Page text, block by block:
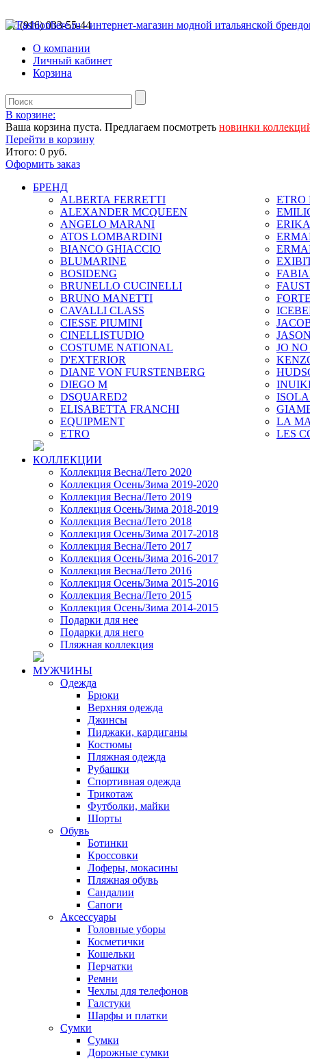
+7 (916) 033-55-44
О компании
Личный кабинет
Корзина
В корзине:
Ваша корзина пуста. Предлагаем посмотреть новинки
Перейти в корзину
Итого: 0 руб.
Оформить заказ
БРЕНД
ALBERTA FERRETTI
ALEXANDER MCQUEEN
ANGELO MARANI
ATOS LOMBARDINI
BIANCO GHIACCIO
BLUMARINE
BOSIDENG
BRUNELLO CUCINELLI
BRUNO MANETTI
CAVALLI CLASS
CIESSE PIUMINI
CINELLISTUDIO
COSTUME NATIONAL
D'EXTERIOR
DIANE VON FURSTENBERG
DIEGO M
DSQUARED2
ELISABETTA FRANCHI
EQUIPMENT
ETRO
ETRO
JO
LA
LES
КОЛЛЕКЦИИ
Коллекция Весна/Лето 2020
Коллекция Осень/Зима 2019-2020
Коллекция Весна/Лето 2019
Коллекция Осень/Зима 2018-2019
Коллекция Весна/Лето 2018
Коллекция Осень/Зима 2017-2018
Коллекция Весна/Лето 2017
Коллекция Осень/Зима 2016-2017
Коллекция Весна/Лето 2016
Коллекция Осень/Зима 2015-2016
Коллекция Весна/Лето 2015
Коллекция Осень/Зима 2014-2015
Подарки для нее
Подарки для него
Пляжная коллекция
МУЖЧИНЫ
Одежда
Брюки
Верхняя одежда
Джинсы
Пиджаки, кардиганы
Костюмы
Пляжная одежда
Рубашки
Спортивная одежда
Трикотаж
Футболки, майки
Шорты
Обувь
Ботинки
Кроссовки
Лоферы, мокасины
Пляжная обувь
Сандалии
Сапоги
Аксессуары
Головные уборы
Косметички
Кошельки
Перчатки
Ремни
Чехлы для телефонов
Галстуки
Шарфы и платки
Сумки
Сумки
Дорожные сумки